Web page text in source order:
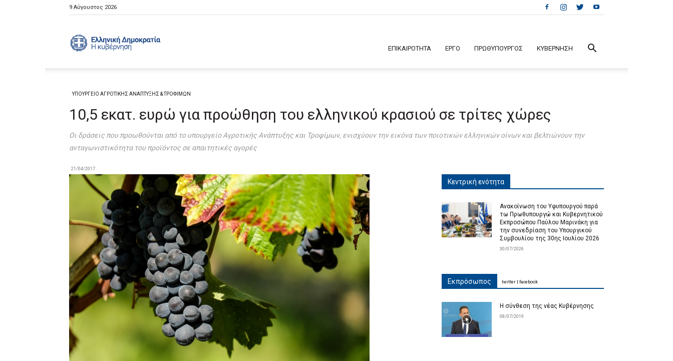
9 Αύγουστος 2026
Κυβέρνηση
ΕΠΙΚΑΙΡΟΤΗΤΑ ΕΡΓΟ ΠΡΩΘΥΠΟΥΡΓΟΣ ΚΥΒΕΡΝΗΣΗ
ΥΠΟΥΡΓΕΙΟ ΑΓΡΟΤΙΚΗΣ ΑΝΑΠΤΥΞΗΣ & ΤΡΟΦΙΜΩΝ
10,5 εκατ. ευρώ για προώθηση του ελληνικού κρασιού σε τρίτες χώρες
Oι δράσεις που προωθούνται από το υπουργείο Αγροτικής Ανάπτυξης και Τροφίμων, ενισχύουν την εικόνα των ποιοτικών ελληνικών οίνων και βελτιώνουν την
ανταγωνιστικότητα του προϊόντος σε απαιτητικές αγορές
21/04/2017
Κεντρική ενότητα
Ανακοίνωση του Υφυπουργού παρά
τω Πρωθυπουργώ και Κυβερνητικού
Εκπροσώπου Παύλου Μαρινάκη για
την συνεδρίαση του Υπουργικού
Συμβουλίου της 30ης Ιουλίου 2026
30/07/2026
Εκπρόσωπος
Η σύνθεση της νέας Κυβέρνησης
08/07/2019
twitter facebook